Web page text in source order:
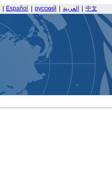
Español русский العربية 中文